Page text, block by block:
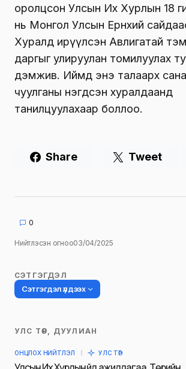
оролцсон Улсын Их Хурлын 18
нь Монгол Улсын Ерөнхий
Хуралд ирүүлсэн Авлигатай
даргыг улируулан томилуулах
дэмжив. Иймд энэ талаарх
чуулганы нэгдсэн хуралдаанд
танилцуулахаар боллоо.
Share Tweet
0
Нийтлэсэн огноо03/04/2025
СЭТГЭГДЭЛ
Сэтгэгдэл үлдээх
Таны имэйл хаягийг нийтлэхгүй.
УЛС ТӨР, ДУУЛИАН
ОНЦЛОХ НИЙТЛЭЛ УЛС ТӨР